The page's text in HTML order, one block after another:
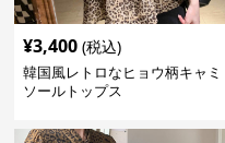
¥3,400 (税込)
韓国風レトロなヒョウ柄キャミ
ソールトップス